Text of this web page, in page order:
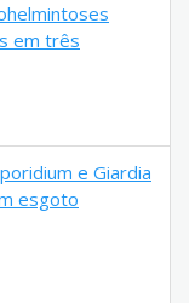
em três
e Giardia
esgoto